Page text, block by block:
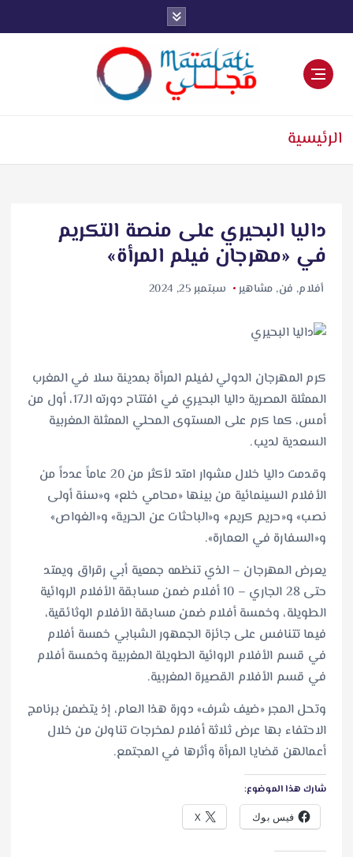
ل
الرئيسية
داليا البحيري على منصة التكريم
في «مهرجان فيلم المرأة»
أفلام, فن, مشاهير سبتمبر 25, 2024
كرم المهرجان الدولي لفيلم المرأة بمدينة سلا في المغرب
الممثلة المصرية داليا البحيري في افتتاح دورته الـ17، أول من
أمس، كما كرم على المستوى المحلي الممثلة المغربية
السعدية لديب.
وقدمت داليا خلال مشوار امتد لأكثر من 20 عاماً عدداً من
الأفلام السينمائية من بينها «محامي خلع» و«سنة أولى
نصب» و«حريم كريم» و«الباحثات عن الحرية» و«الغواص»
و«السفارة في العمارة».
يعرض المهرجان – الذي تنظمه جمعية أبي رقراق ويمتد
حتى 28 الجاري – 10 أفلام ضمن مسابقة الأفلام الروائية
الطويلة، وخمسة أفلام ضمن مسابقة الأفلام الوثائقية،
فيما تتنافس على جائزة الجمهور الشبابي خمسة أفلام
في قسم الأفلام الروائية الطويلة المغربية وخمسة أفلام
في قسم الأفلام القصيرة المغربية.
وتحل المجر «ضيف شرف» دورة هذا العام، إذ يتضمن برنامج
الاحتفاء بها عرض ثلاثة أفلام لمخرجات تناولن من خلال
أعمالهن قضايا المرأة وأثرها في المجتمع.
شارك هذا الموضوع:
فيس بوك X